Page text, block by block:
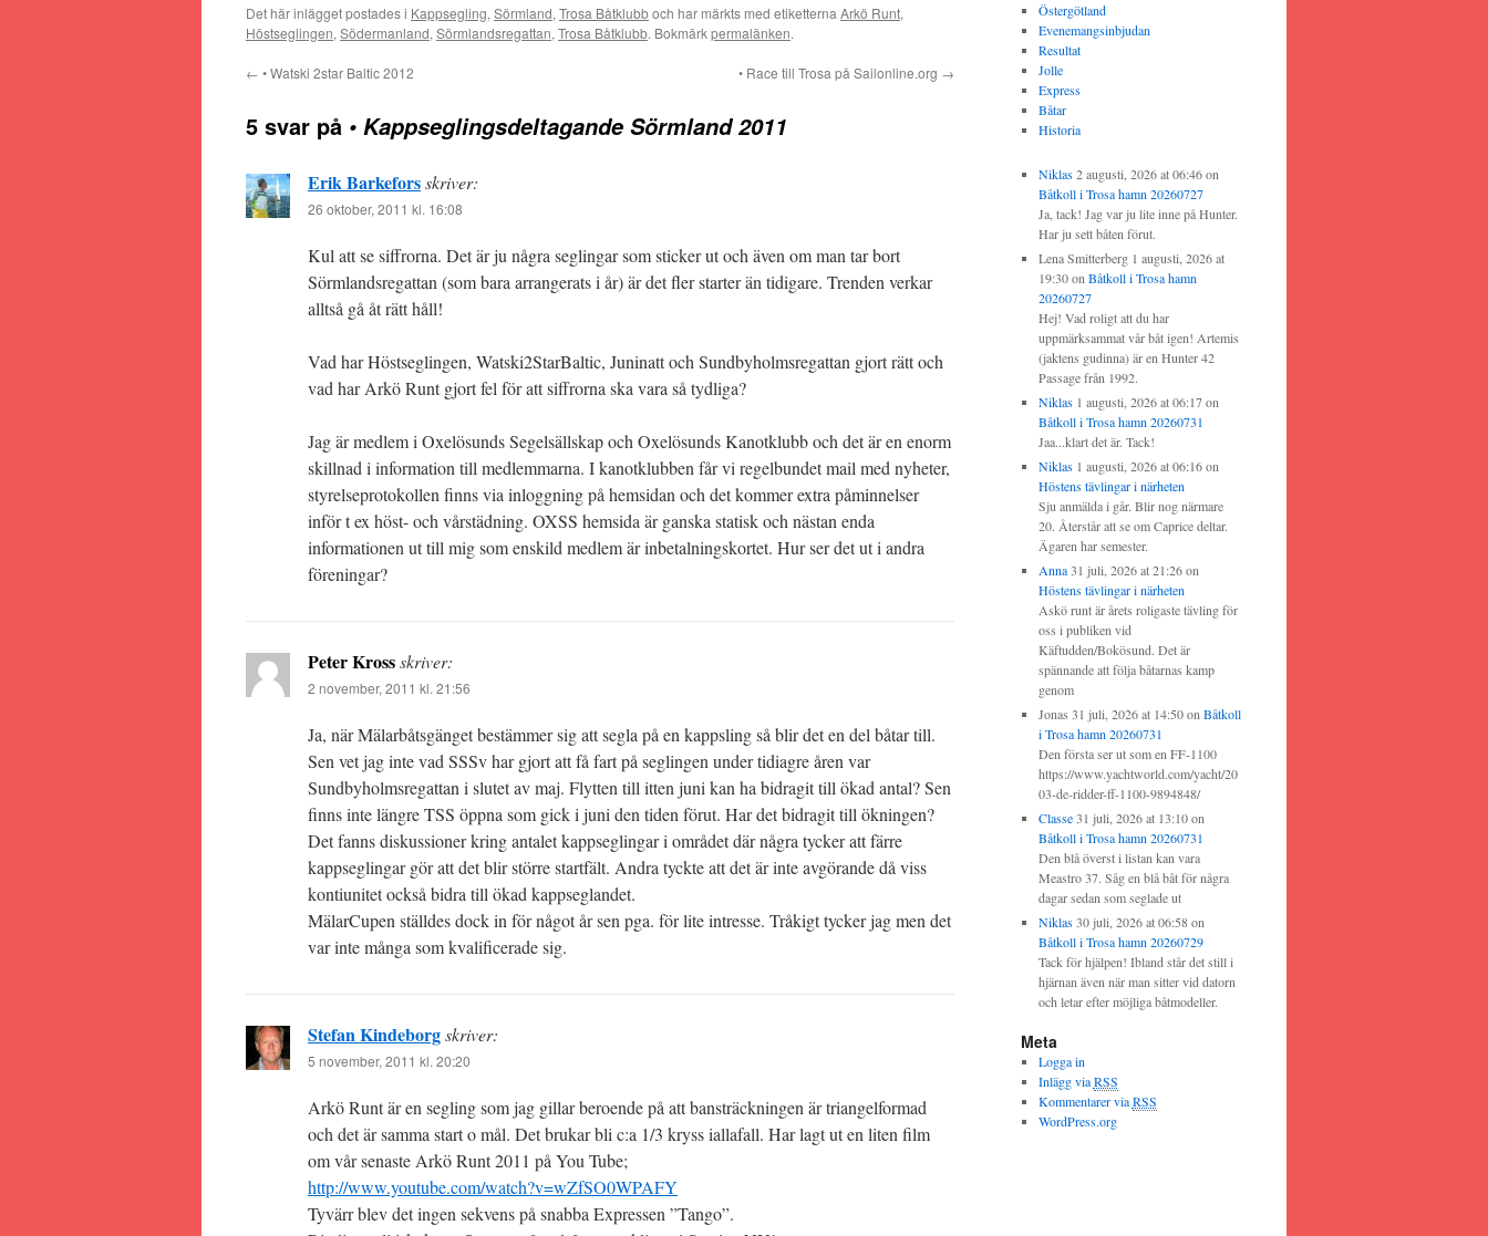
Det här inlägget postades i Kappsegling, Sörmland, Trosa Båtklubboch har märkts med etiketterna Arkö Runt,
Höstseglingen, Södermanland, Sörmlandsregattan, Trosa Båtklubb. Bokmärkpermalänken.
← • Watski 2star Baltic 2012 • Race till Trosa på Sailonline.org →
5 svar på • Kappseglingsdeltagande Sörmland 2011
Erik Barkeforsskriver:
26 oktober, 2011 kl. 16:08
Kul att se siffrorna. Det är ju några seglingar som sticker ut och även om man tar bort
Sörmlandsregattan (som bara arrangerats i år) är det fler starter än tidigare. Trenden verkar
alltså gå åt rätt håll!
Vad har Höstseglingen, Watski2StarBaltic, Juninatt och Sundbyholmsregattan gjort rätt och
vad har Arkö Runt gjort fel för att siffrorna ska vara så tydliga?
Jag är medlem i Oxelösunds Segelsällskap och Oxelösunds Kanotklubb och det är en enorm
skillnad i information till medlemmarna. I kanotklubben får vi regelbundet mail med nyheter,
styrelseprotokollen finns via inloggning på hemsidan och det kommer extra påminnelser
inför t ex höst- och vårstädning. OXSS hemsida är ganska statisk och nästan enda
informationen ut till mig som enskild medlem är inbetalningskortet. Hur ser det ut i andra
föreningar?
Peter Krossskriver:
2 november, 2011 kl. 21:56
Ja, när Mälarbåtsgänget bestämmer sig att segla på en kappsling så blir det en del båtar till.
Sen vet jag inte vad SSSv har gjort att få fart på seglingen under tidiagre åren var
Sundbyholmsregattan i slutet av maj. Flytten till itten juni kan ha bidragit till ökad antal? Sen
finns inte längre TSS öppna som gick i juni den tiden förut. Har det bidragit till ökningen?
Det fanns diskussioner kring antalet kappseglingar i området där några tycker att färre
kappseglingar gör att det blir större startfält. Andra tyckte att det är inte avgörande då viss
kontiunitet också bidra till ökad kappseglandet.
MälarCupen ställdes dock in för något år sen pga. för lite intresse. Tråkigt tycker jag men det
var inte många som kvalificerade sig.
Stefan Kindeborgskriver:
5 november, 2011 kl. 20:20
Arkö Runt är en segling som jag gillar beroende på att bansträckningen är triangelformad
och det är samma start o mål. Det brukar bli c:a 1/3 kryss iallafall. Har lagt ut en liten film
om vår senaste Arkö Runt 2011 på You Tube;
http://www.youtube.com/watch?v=wZfSO0WPAFY
Tyvärr blev det ingen sekvens på snabba Expressen ”Tango”.
Östergötland
Evenemangsinbjudan
Resultat
Jolle
Express
Båtar
Historia
Niklas2 augusti, 2026 at 06:46on
Båtkoll i Trosa hamn 20260727
Ja, tack! Jag var ju lite inne på Hunter.
Har ju sett båten förut.
Lena Smitterberg1 augusti, 2026 at
19:30on Båtkoll i Trosa hamn
20260727
Hej! Vad roligt att du har
uppmärksammat vår båt igen! Artemis
(jaktens gudinna) är en Hunter 42
Passage från 1992.
Niklas1 augusti, 2026 at 06:17on
Båtkoll i Trosa hamn 20260731
Jaa...klart det är. Tack!
Niklas1 augusti, 2026 at 06:16on
Höstens tävlingar i närheten
Sju anmälda i går. Blir nog närmare
20. Återstår att se om Caprice deltar.
Ägaren har semester.
Anna31 juli, 2026 at 21:26on
Höstens tävlingar i närheten
Askö runt är årets roligaste tävling för
oss i publiken vid
Käftudden/Bokösund. Det är
spännande att följa båtarnas kamp
genom
Jonas 31 juli, 2026 at 14:50on Båtkoll
i Trosa hamn 20260731
Den första ser ut som en FF-1100
https://www.yachtworld.com/yacht/20
03-de-ridder-ff-1100-9894848/
Classe31 juli, 2026 at 13:10on
Båtkoll i Trosa hamn 20260731
Den blå överst i listan kan vara
Meastro 37. Såg en blå båt för några
dagar sedan som seglade ut
Niklas30 juli, 2026 at 06:58on
Båtkoll i Trosa hamn 20260729
Tack för hjälpen! Ibland står det still i
hjärnan även när man sitter vid datorn
och letar efter möjliga båtmodeller.
Meta
Logga in
Inlägg viaRSS
Kommentarer viaRSS
WordPress.org